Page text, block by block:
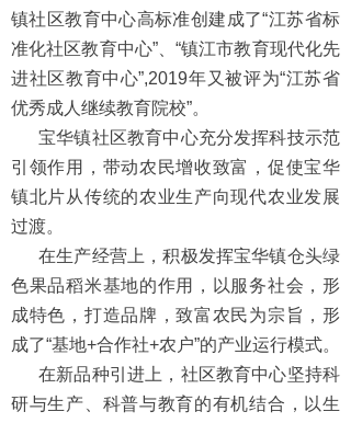
镇社区教育中心高标准创建成了“江苏省标
准化社区教育中心”、“镇江市教育现代化先
进社区教育中心”,2019年又被评为“江苏省
优秀成人继续教育院校”。
宝华镇社区教育中心充分发挥科技示范
引领作用，带动农民增收致富，促使宝华
镇北片从传统的农业生产向现代农业发展
过渡。
在生产经营上，积极发挥宝华镇仓头绿
色果品稻米基地的作用，以服务社会，形
成特色，打造品牌，致富农民为宗旨，形
成了“基地+合作社+农户”的产业运行模式。
在新品种引进上，社区教育中心坚持科
研与生产、科普与教育的有机结合，以生